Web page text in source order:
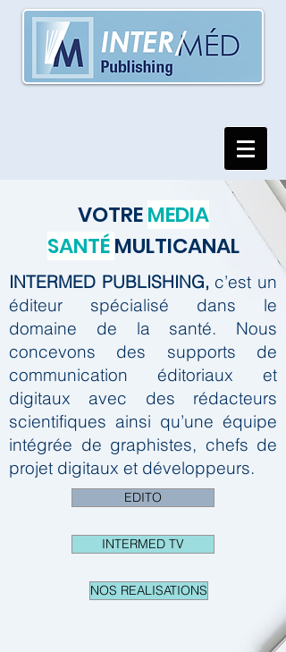
VOTREMEDIA
SANTÉMULTICANAL
INTERMED PUBLISHING, c’est un
éditeur spécialisé dans le
domaine de la santé. Nous
concevons des supports de
communication éditoriaux et
digitaux avec des rédacteurs
scientifiques ainsi qu’une équipe
intégrée de graphistes, chefs de
projet digitaux et développeurs.
EDITO
INTERMED TV
NOS REALISATIONS